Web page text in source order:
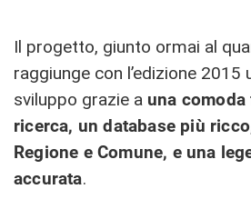
Il progetto, giunto ormai al
raggiunge con l’edizione 2015
sviluppo grazie a una
ricerca, un database più
Regione e Comune, e una
accurata.